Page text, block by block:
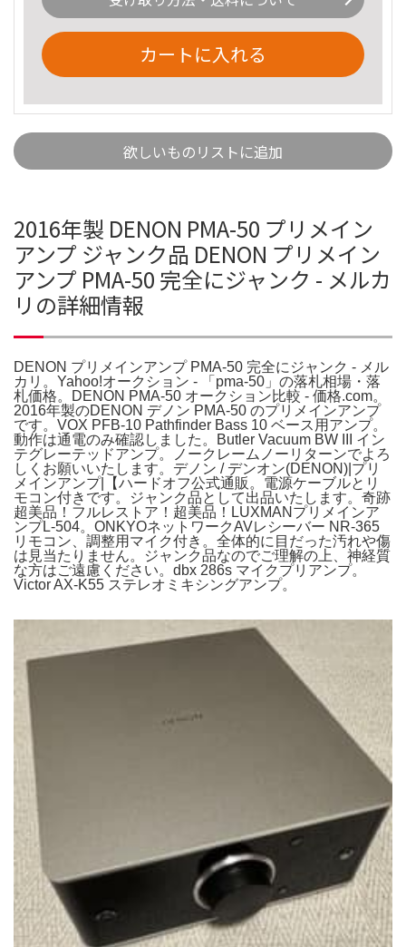
カートに入れる
欲しいものリストに追加
2016年製 DENON PMA-50 プリメイン
アンプ ジャンク品 DENON プリメイン
アンプ PMA-50 完全にジャンク - メルカ
リの詳細情報
DENON プリメインアンプ PMA-50 完全にジャンク - メル
カリ。Yahoo!オークション - 「pma-50」の落札相場・落
札価格。DENON PMA-50 オークション比較 - 価格.com。
2016年製のDENON デノン PMA-50 のプリメインアンプ
です。VOX PFB-10 Pathfinder Bass 10 ベース用アンプ。
動作は通電のみ確認しました。Butler Vacuum BW III イン
テグレーテッドアンプ。ノークレームノーリターンでよろ
しくお願いいたします。デノン / デンオン(DENON)|プリ
メインアンプ|【ハードオフ公式通販。電源ケーブルとリ
モコン付きです。ジャンク品として出品いたします。奇跡
超美品！フルレストア！超美品！LUXMANプリメインア
ンプL-504。ONKYOネットワークAVレシーバー NR-365
リモコン、調整用マイク付き。全体的に目だった汚れや傷
は見当たりません。ジャンク品なのでご理解の上、神経質
な方はご遠慮ください。dbx 286s マイクプリアンプ。
Victor AX-K55 ステレオミキシングアンプ。